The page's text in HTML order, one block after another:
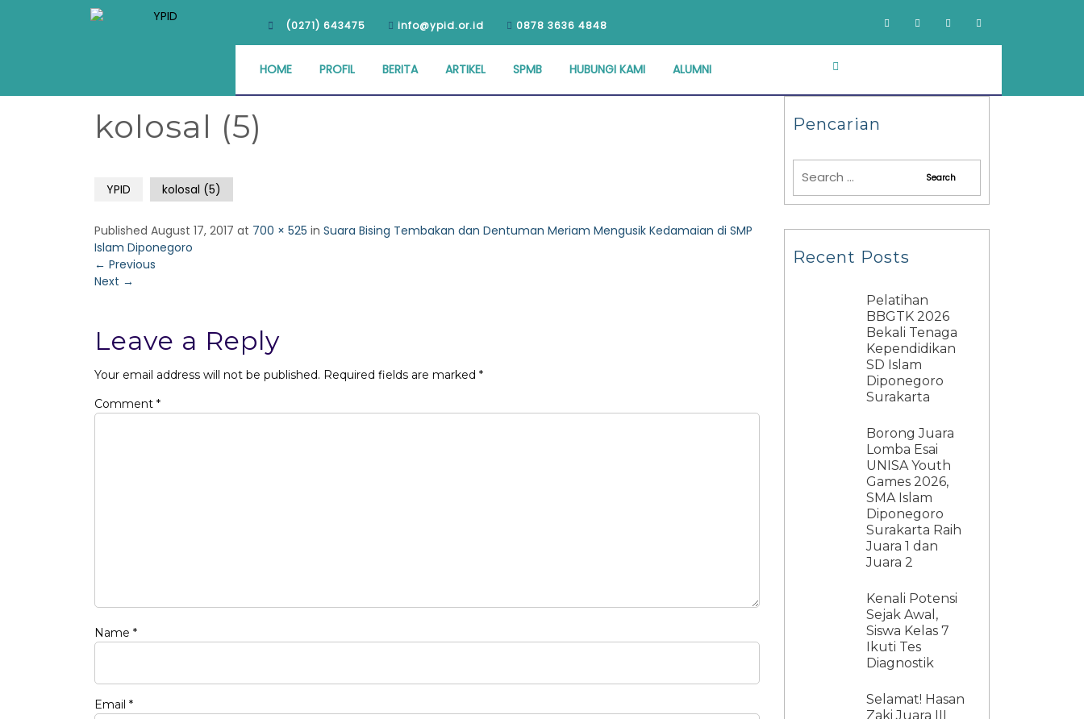
(0271) 643475 info@ypid.or.id 0878 3636 4848
HOME PROFIL BERITA ARTIKEL SPMB HUBUNGI KAMI ALUMNI
kolosal (5)
YPID kolosal (5)
Published August 17, 2017 at 700 × 525 in Suara Bising Tembakan dan Dentuman Meriam Mengusik Kedamaian di SMP
Islam Diponegoro
← Previous
Next →
Leave a Reply
Your email address will not be published. Required fields are marked *
Comment *
Name *
Email *
Pencarian
Recent Posts
Pelatihan
BBGTK 2026
Bekali Tenaga
Kependidikan
SD Islam
Diponegoro
Surakarta
Borong Juara
Lomba Esai
UNISA Youth
Games 2026,
SMA Islam
Diponegoro
Surakarta Raih
Juara 1 dan
Juara 2
Kenali Potensi
Sejak Awal,
Siswa Kelas 7
Ikuti Tes
Diagnostik
Selamat! Hasan
Zaki Juara III